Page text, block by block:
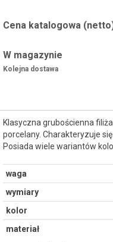
Cena katalogowa
W magazynie
Kolejna dostawa
Klasyczna grubościenna
porcelany. Charakteryzuje
Posiada wiele wariantów
waga
wymiary
kolor
materiał